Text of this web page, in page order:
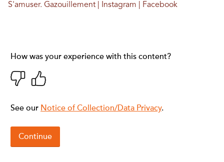
S'amuser. Gazouillement Instagram Facebook